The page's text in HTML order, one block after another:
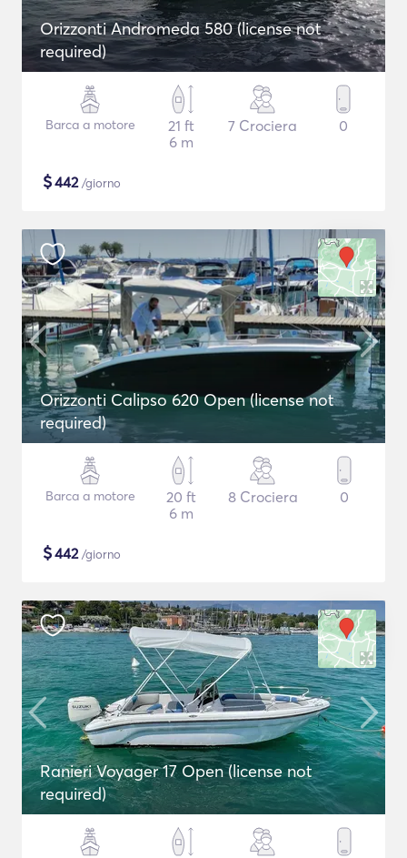
Orizzonti Andromeda 580 (license not
required)
Barca a motore
21 ft
6 m
7 Crociera 0
$442/giorno
Orizzonti Calipso 620 Open (license not
required)
Barca a motore
20 ft
6 m
8 Crociera 0
$442/giorno
Ranieri Voyager 17 Open (license not
required)